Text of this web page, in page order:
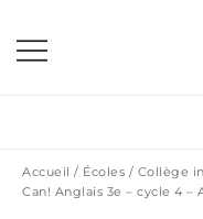
Accueil / Écoles / Collège
Can! Anglais 3e – cycle 4 –